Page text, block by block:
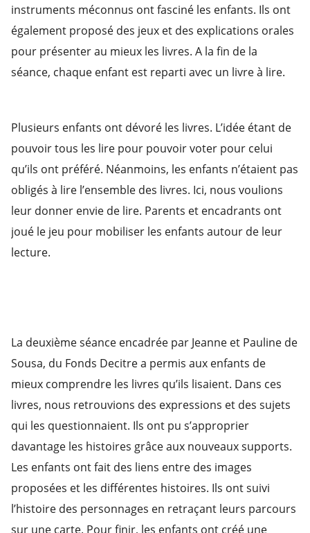
instruments méconnus ont fasciné les enfants. Ils ont
également proposé des jeux et des explications orales
pour présenter au mieux les livres. A la fin de la
séance, chaque enfant est reparti avec un livre à lire.
Plusieurs enfants ont dévoré les livres. L’idée étant de
pouvoir tous les lire pour pouvoir voter pour celui
qu’ils ont préféré. Néanmoins, les enfants n’étaient pas
obligés à lire l’ensemble des livres. Ici, nous voulions
leur donner envie de lire. Parents et encadrants ont
joué le jeu pour mobiliser les enfants autour de leur
lecture.
La deuxième séance encadrée par Jeanne et Pauline de
Sousa, du Fonds Decitre a permis aux enfants de
mieux comprendre les livres qu’ils lisaient. Dans ces
livres, nous retrouvions des expressions et des sujets
qui les questionnaient. Ils ont pu s’approprier
davantage les histoires grâce aux nouveaux supports.
Les enfants ont fait des liens entre des images
proposées et les différentes histoires. Ils ont suivi
l’histoire des personnages en retraçant leurs parcours
sur une carte. Pour finir, les enfants ont créé une